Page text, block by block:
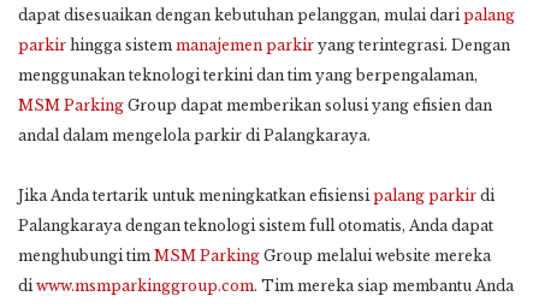
dapat disesuaikan dengan kebutuhan pelanggan, mulai daripalang
parkir hingga sistem manajemen parkir yang terintegrasi. Dengan
menggunakan teknologi terkini dan tim yang berpengalaman,
MSM Parking Group dapat memberikan solusi yang efisien dan
andal dalam mengelola parkir di Palangkaraya.
Jika Anda tertarik untuk meningkatkan efisiensipalang parkir di
Palangkaraya dengan teknologi sistem full otomatis, Anda dapat
menghubungi tim MSM Parking Group melalui website mereka
diwww.msmparkinggroup.com. Tim mereka siap membantu Anda